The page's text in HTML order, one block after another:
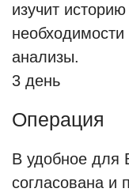
способом или
доступом.
удаление
медицине
изучит
анализы.
3 день
Операция
В удобное для
согласована и